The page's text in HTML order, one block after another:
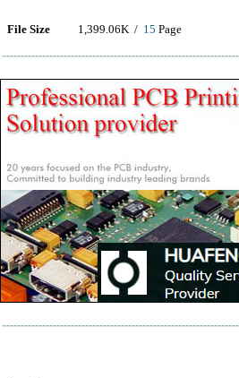
File Size 1,399.06K / 15 Page